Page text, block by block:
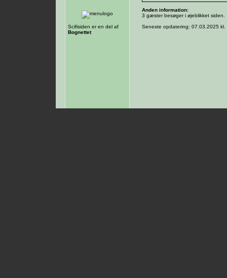
Scifisiden er en del af
Bognettet
Anden information:
3 gæster besøger i øjeblikket siden.
Seneste opdatering: 07.03.2025 kl.